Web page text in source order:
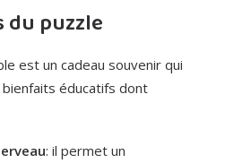
du puzzle
est un cadeau souvenir qui
éducatifs dont
: il permet un